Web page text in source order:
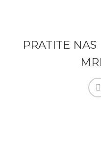
PRATITE